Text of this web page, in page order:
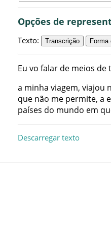
Opções de
Texto: Transcrição Forma
Eu vo falar de meios de
a minha viagem, viajou
que não me permite, a
países do mundo em
Descarregar texto